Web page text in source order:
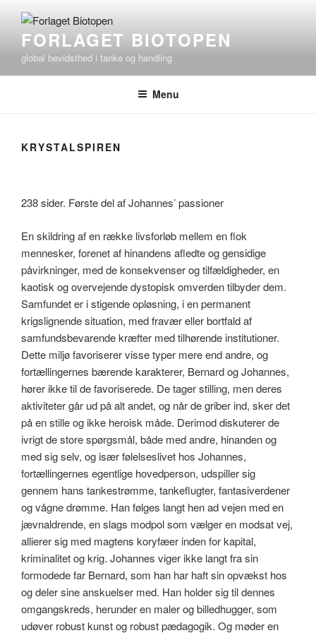
indholdFORLAGET BIOTOPEN
global bevidsthed i tanke og handling
Menu
KRYSTALSPIREN
238 sider. Første del af Johannes’ passioner
En skildring af en række livsforløb mellem en flok
mennesker, forenet af hinandens afledte og gensidige
påvirkninger, med de konsekvenser og tilfældigheder, en
kaotisk og overvejende dystopisk omverden tilbyder dem.
Samfundet er i stigende opløsning, i en permanent
krigslignende situation, med fravær eller bortfald af
samfundsbevarende kræfter med tilhørende institutioner.
Dette miljø favoriserer visse typer mere end andre, og
fortællingernes bærende karakterer, Bernard og Johannes,
hører ikke til de favoriserede. De tager stilling, men deres
aktiviteter går ud på alt andet, og når de griber ind, sker det
på en stille og ikke heroisk måde. Derimod diskuterer de
ivrigt de store spørgsmål, både med andre, hinanden og
med sig selv, og især følelseslivet hos Johannes,
fortællingernes egentlige hovedperson, udspiller sig
gennem hans tankestrømme, tankeflugter, fantasiverdener
og vågne drømme. Han følges langt hen ad vejen med en
jævnaldrende, en slags modpol som vælger en modsat vej,
allierer sig med magtens koryfæer inden for kapital,
kriminalitet og krig. Johannes viger ikke langt fra sin
formodede far Bernard, som han har haft sin opvækst hos
og deler sine anskuelser med. Han holder sig til dennes
omgangskreds, herunder en maler og billedhugger, som
udøver robust kunst og robust pædagogik. Og møder en